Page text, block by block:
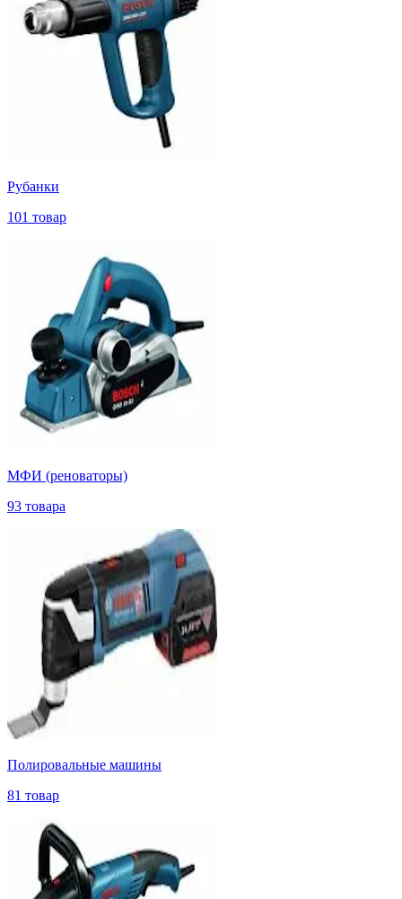
Рубанки
101 товар
МФИ (реноваторы)
93 товара
Полировальные машины
81 товар